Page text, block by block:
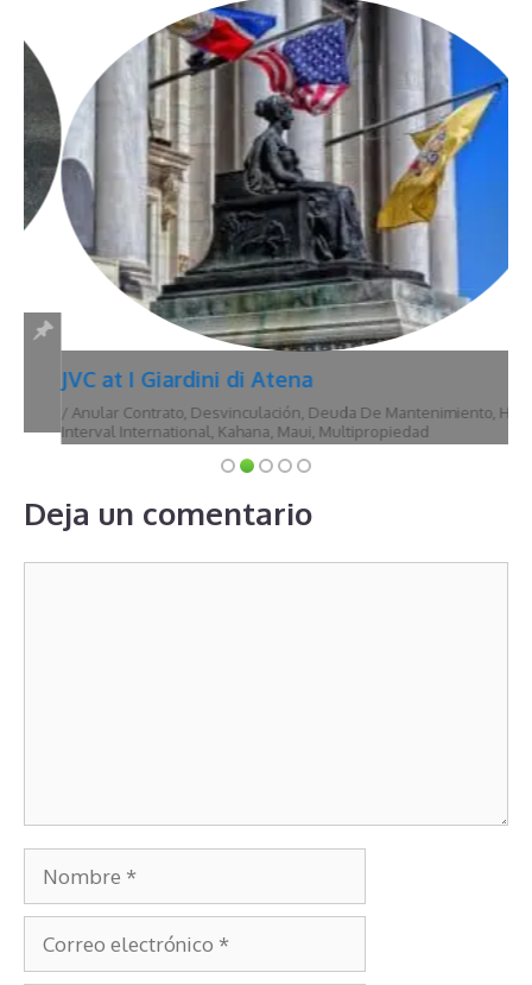
JVC at I Giardini di Atena
Anular Contrato,Desvinculación,Deuda De Mantenimiento,Hawái,
Interval International,Kahana,Maui ,Multipropiedad
Nombre
Correo